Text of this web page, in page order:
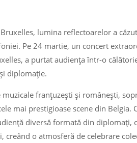
lumina reflectoarelor a
Pe 24 martie, un concert
a purtat audiența într-o
diplomație.
franțuzești și românești,
mai prestigioase scene din Belgia.
diversă formată din diplomați,
o atmosferă de celebrare